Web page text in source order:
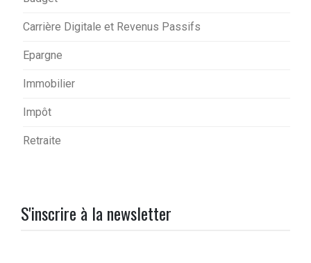
Carrière Digitale et Revenus Passifs
Epargne
Immobilier
Impôt
Retraite
S'inscrire à la newsletter